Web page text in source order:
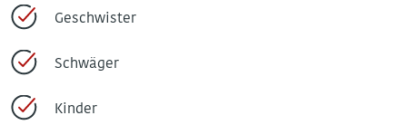
Geschwister
Schwäger
Kinder